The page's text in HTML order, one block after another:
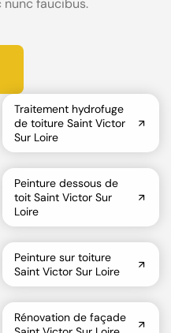
nunc faucibus.
Traitement hydrofuge
de toiture Saint Victor
Sur Loire
Peinture dessous de
toit Saint Victor Sur
Loire
Peinture sur toiture
Saint Victor Sur Loire
Rénovation de façade